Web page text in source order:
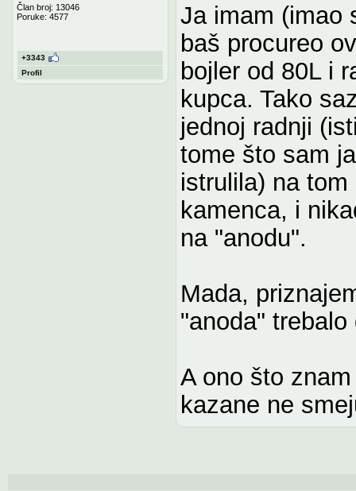
Član broj: 13046
Poruke: 4577
+3343
Profil
Ja imam (imao
baš procureo
bojler od 80L i
kupca. Tako
jednoj radnji
tome što sam
istrulila) na
kamenca, i
na "anodu".
Mada,
"anoda"
A ono što
kazane ne